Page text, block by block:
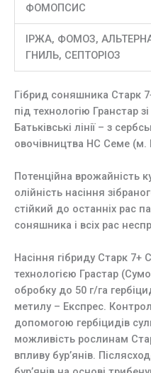
ФОМОПСИС
ІРЖА, ФОМОЗ,
ГНИЛЬ, СЕПТОРІОЗ
Гібрид соняшника Старк
під технологію Гранстар
Батьківські лінії – з
овочівництва НС Семе (м.
Потенційна врожайність
олійність насіння
стійкий до останніх рас
соняшника і всіх рас
Насіння гібриду Старк
технологією Грастар
обробку до 50 г/га
метилу – Експрес.
допомогою гербіцидів
можливість рослинам
впливу бур’янів.